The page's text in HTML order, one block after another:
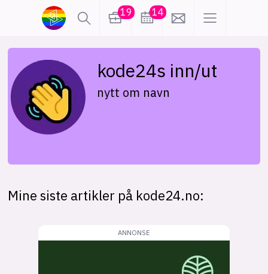
19 14
kode24s inn/ut
nytt om navn
Mine siste artikler på kode24.no:
lønn
KI
karriere
devops
IoT
design
ukas koder